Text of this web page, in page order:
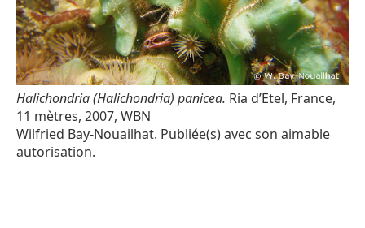
Halichondria (Halichondria) panicea. Ria d’Etel, France,
11 mètres, 2007, WBN
Wilfried Bay-Nouailhat. Publiée(s) avec son aimable
autorisation.